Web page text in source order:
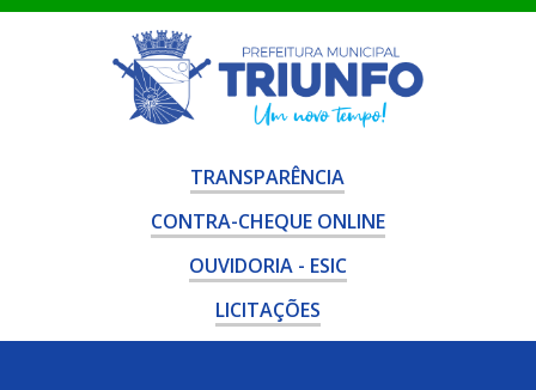
TRANSPARÊNCIA
CONTRA-CHEQUE ONLINE
OUVIDORIA - ESIC
LICITAÇÕES